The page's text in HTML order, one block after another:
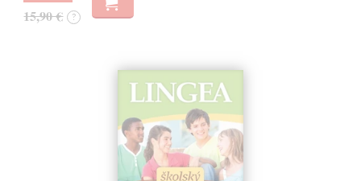
15,90 € ?